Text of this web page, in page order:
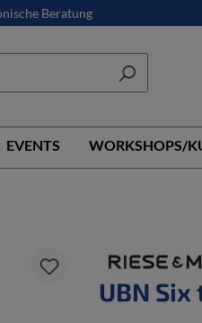
Beratung
EVENTS WORKSHOPS/
UBN